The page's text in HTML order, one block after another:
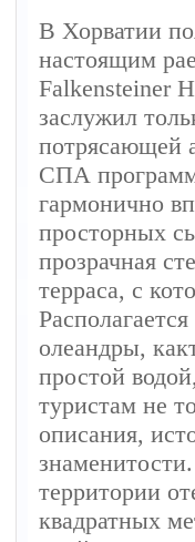
В Хорватии
настоящим
Falkensteiner
заслужил
потрясающей
СПА
гармонично
просторных
прозрачная
терраса, с
олеандры,
простой
туристам не
описания,
территории
квадратных